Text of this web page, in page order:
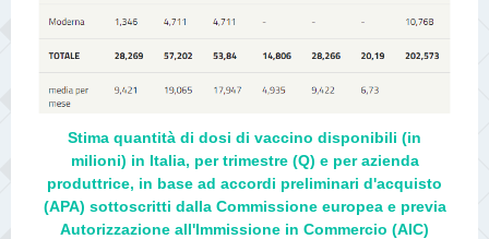
Stima quantità di dosi di vaccino disponibili (in
milioni) in Italia, per trimestre (Q) e per azienda
produttrice, in base ad accordi preliminari d'acquisto
(APA) sottoscritti dalla Commissione europea e previa
Autorizzazione all'Immissione in Commercio (AIC)